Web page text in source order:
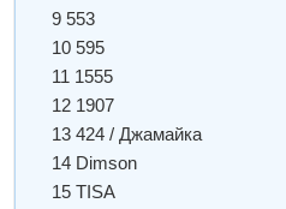
9 553
10 595
11 1555
12 1907
13 424 / Джамайка
14 Dimson
15 TISA